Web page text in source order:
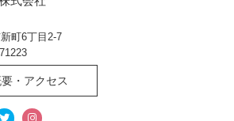
町6丁目2-7
・アクセス